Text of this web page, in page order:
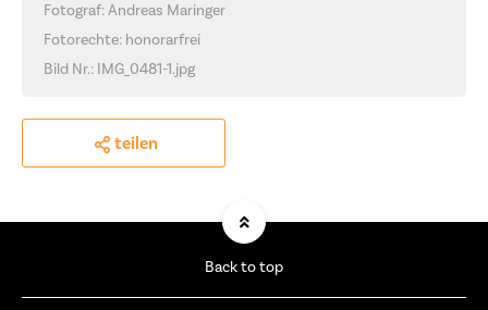
Fotograf: Andreas Maringer
Fotorechte: honorarfrei
Bild Nr.: IMG_0481-1.jpg
teilen
Back to top